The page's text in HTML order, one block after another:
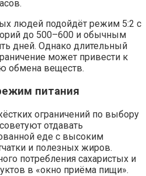
людей подойдёт режим 5:2 с
до 500–600 и обычным
дней. Однако длительный
может привести к
обмена веществ.
питания
ограничений по выбору
отдавать
еде с высоким
и полезных жиров.
потребления сахаристых и
в «окно приёма пищи».